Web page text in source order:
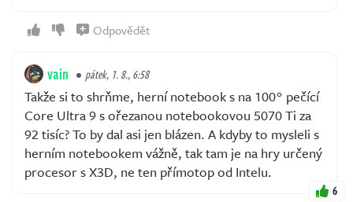
Odpovědět
vain pátek, 1. 8., 6:58
Takže si to shrňme, herní notebook s na 100° pečící
Core Ultra 9 s ořezanou notebookovou 5070 Ti za
92 tisíc? To by dal asi jen blázen. A kdyby to mysleli s
herním notebookem vážně, tak tam je na hry určený
procesor s X3D, ne ten přímotop od Intelu.
6